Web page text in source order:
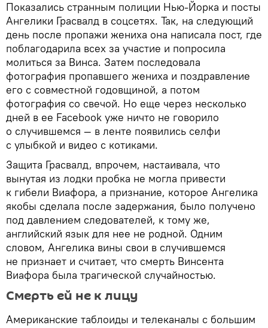
Показались странным полиции Нью-Йорка и посты
Ангелики Грасвалд в соцсетях. Так, на следующий
день после пропажи жениха она написала пост, где
поблагодарила всех за участие и попросила
молиться за Винса. Затем последовала
фотография пропавшего жениха и поздравление
его с совместной годовщиной, а потом
фотография со свечой. Но еще через несколько
дней в ее Facebook уже ничто не говорило
о случившемся — в ленте появились селфи
с улыбкой и видео с котиками.
Защита Грасвалд, впрочем, настаивала, что
вынутая из лодки пробка не могла привести
к гибели Виафора, а признание, которое Ангелика
якобы сделала после задержания, было получено
под давлением следователей, к тому же,
английский язык для нее не родной. Одним
словом, Ангелика вины свои в случившемся
не признает и считает, что смерть Винсента
Виафора была трагической случайностью.
Смерть ей не к лицу
Американские таблоиды и телеканалы с большим